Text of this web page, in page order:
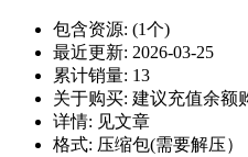
包含资源: (1个)
最近更新: 2026-03-25
累计销量: 13
关于购买: 建议充值余额
详情: 见文章
格式: 压缩包(需要解压）